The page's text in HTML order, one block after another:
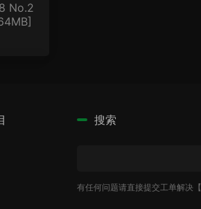
No.2
搜索
有任何问题请直接提交工单解决【